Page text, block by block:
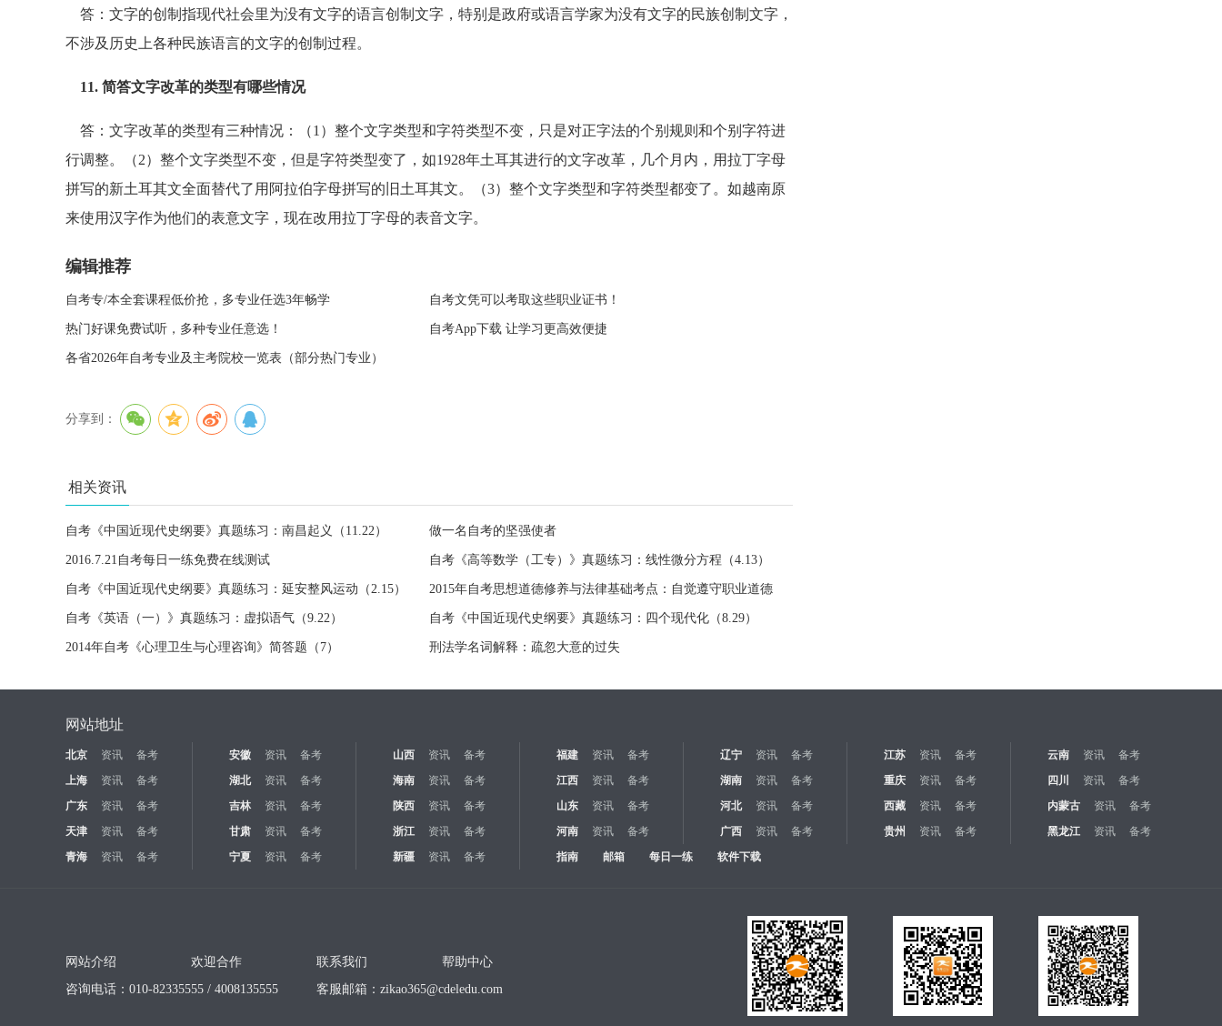
答：文字的创制指现代社会里为没有文字的语言创制文字，特别是政府或语言学家为没有文字的民族创制文字，
不涉及历史上各种民族语言的文字的创制过程。
11. 简答文字改革的类型有哪些情况
答：文字改革的类型有三种情况：（1）整个文字类型和字符类型不变，只是对正字法的个别规则和个别字符进
行调整。（2）整个文字类型不变，但是字符类型变了，如1928年土耳其进行的文字改革，几个月内，用拉丁字母
拼写的新土耳其文全面替代了用阿拉伯字母拼写的旧土耳其文。（3）整个文字类型和字符类型都变了。如越南原
来使用汉字作为他们的表意文字，现在改用拉丁字母的表音文字。
编辑推荐
自考专/本全套课程低价抢，多专业任选3年畅学 自考文凭可以考取这些职业证书！
热门好课免费试听，多种专业任意选！ 自考App下载 让学习更高效便捷
各省2026年自考专业及主考院校一览表（部分热门专业）
分享到：
相关资讯
自考《中国近现代史纲要》真题练习：南昌起义（11.22） 做一名自考的坚强使者
2016.7.21自考每日一练免费在线测试 自考《高等数学（工专）》真题练习：线性微分方程（4.13）
自考《中国近现代史纲要》真题练习：延安整风运动（2.15） 2015年自考思想道德修养与法律基础考点：自觉遵守职业道德
自考《英语（一）》真题练习：虚拟语气（9.22） 自考《中国近现代史纲要》真题练习：四个现代化（8.29）
2014年自考《心理卫生与心理咨询》简答题（7） 刑法学名词解释：疏忽大意的过失
网站地址
北京 资讯 备考 安徽 资讯 备考 山西 资讯 备考 福建 资讯 备考 辽宁 资讯 备考 江苏 资讯 备考 云南 资讯
备考
上海
资讯 备考 湖北 资讯 备考 海南 资讯 备考 江西 资讯 备考 湖南 资讯 备考 重庆 资讯 备考 四川 资讯
备考
广东
资讯 备考 吉林 资讯 备考 陕西 资讯 备考 山东 资讯 备考 河北 资讯 备考 西藏 资讯 备考 内蒙古 资讯
备考
天津
资讯 备考 甘肃 资讯 备考 浙江 资讯 备考 河南 资讯 备考 广西 资讯 备考 贵州 资讯 备考 黑龙江 资讯
备考
青海
资讯 备考 宁夏 资讯 备考 新疆 资讯 备考 指南 邮箱 每日一练 软件下载
网站介绍 欢迎合作 联系我们
帮助中心
咨询电话：010-82335555 / 4008135555
客服邮箱： zikao365@cdeledu.com